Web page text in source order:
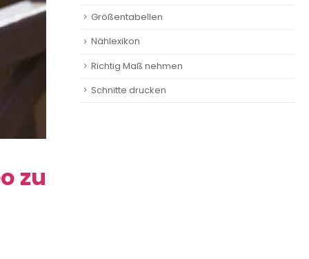
zu
Größentabellen
Nählexikon
Richtig Maß nehmen
Schnitte drucken